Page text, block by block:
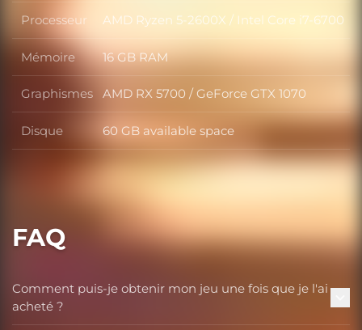
Processeur Processeur
AMD Ryzen 5-2600X / Intel Core i7-6700
Mémoire Mémoire
16 GB RAM
Graphismes Graphismes
AMD RX 5700 / GeForce GTX 1070
Disque Disque
60 GB available space
FAQ
Comment puis-je obtenir mon jeu une fois que je l'ai
acheté ?